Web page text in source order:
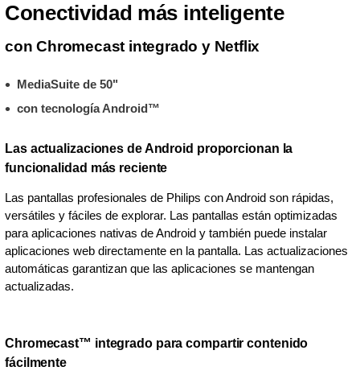
Conectividad más inteligente
con Chromecast integrado y Netflix
MediaSuite de 50"
con tecnología Android™
Las actualizaciones de Android proporcionan la
funcionalidad más reciente
Las pantallas profesionales de Philips con Android son rápidas,
versátiles y fáciles de explorar. Las pantallas están optimizadas
para aplicaciones nativas de Android y también puede instalar
aplicaciones web directamente en la pantalla. Las actualizaciones
automáticas garantizan que las aplicaciones se mantengan
actualizadas.
Chromecast™ integrado para compartir contenido
fácilmente